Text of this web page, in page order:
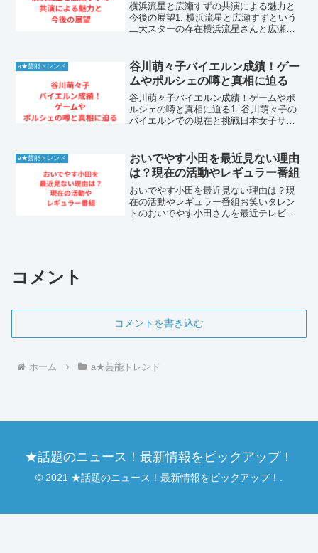
横浜流星と広瀬すずの共演による魅力と
今後の展望1. 横浜流星と広瀬すずという
二大スターの存在横浜流星さんと広瀬す
を兼ね備えた俳優です。横浜流星さん
は、空手で鍛え抜かれた...
a★芸能トレンド
谷川萌々子バイエルン成績！ゲー
ムやポルシェの噂と真相に迫る
谷川萌々子バイエルン成績！ゲームやポ
ルシェの噂と真相に迫る1. 谷川萌々子の
バイエルンでの現在と挑戦日本女子サッ
世界屈指の強豪であるドイツのFCバイエ
ルン・ミュンヘンに...
a★芸能トレンド
おいでやす小田を最近見ない理由
は？現在の活動やレギュラー番組
おいでやす小田を最近見ない理由は？現
在の活動やレギュラー番組お笑いタレン
トのおいでやす小田さんを最近テレビで
コメント
コメントを書き込む
ホーム a★芸能トレンド
★話題のニュース！最新情報をピックアップ！
© 2021 ★話題のニュース！最新情報をピックアップ！.